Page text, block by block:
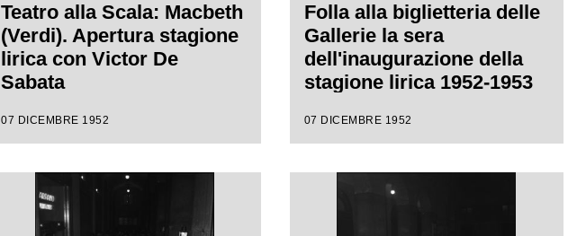
Teatro alla Scala: Macbeth
(Verdi). Apertura stagione
lirica con Victor De
Sabata
07 DICEMBRE 1952
Folla alla biglietteria delle
Gallerie la sera
dell'inaugurazione della
stagione lirica 1952-1953
l'opera "Macbeth", di
Victor de Sabata, con la
regia di Carl Ebert
07 DICEMBRE 1952